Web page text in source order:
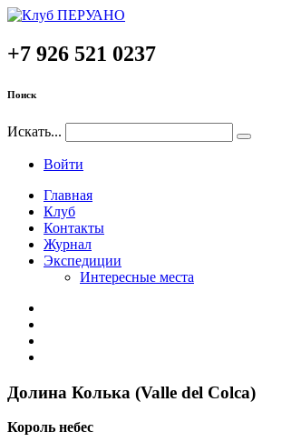
+7 926 521 0237
Поиск
Искать...
Войти
Главная
Клуб
Контакты
Журнал
Экспедиции
Интересные места
Долина Колька (Valle del Colca)
Король небес